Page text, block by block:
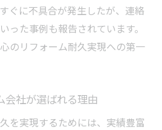
ぐに不具合が発生したが、連絡
った事例も報告されています。
のリフォーム耐久実現への第一
会社が選ばれる理由
を実現するためには、実績豊富